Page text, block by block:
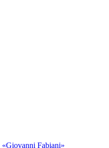
Fabiani»